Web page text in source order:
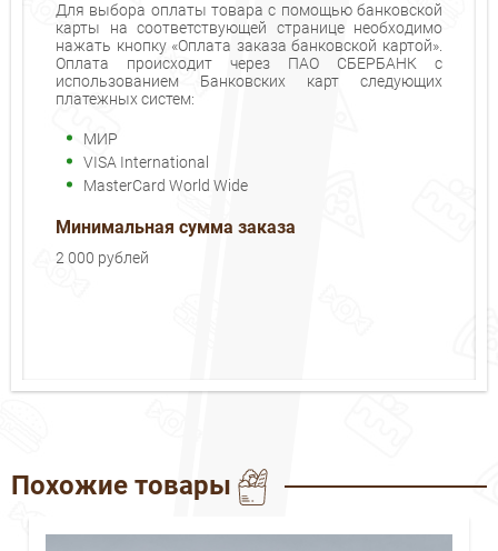
Для выбора оплаты товара с помощью банковской
карты на соответствующей странице необходимо
нажать кнопку «Оплата заказа банковской картой».
Оплата происходит через ПАО СБЕРБАНК с
использованием Банковских карт следующих
платежных систем:
МИР
VISA International
MasterCard World Wide
Минимальная сумма заказа
2 000 рублей
Похожие товары